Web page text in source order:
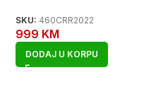
SKU: 460CRR2022
999 KM
DODAJ U KORPU